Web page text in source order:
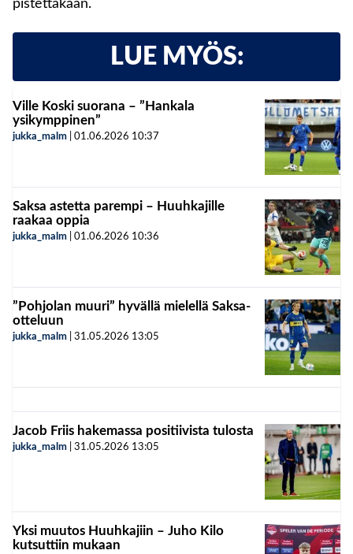
pistettäkään.
LUE MYÖS:
Ville Koski suorana – ”Hankala
ysikymppinen”
jukka_malm 01.06.2026 10:37
Saksa astetta parempi – Huuhkajille
raakaa oppia
jukka_malm 01.06.2026 10:36
”Pohjolan muuri” hyvällä mielellä Saksa-
otteluun
jukka_malm 31.05.2026 13:05
Jacob Friis hakemassa positiivista tulosta
jukka_malm 31.05.2026 13:05
Yksi muutos Huuhkajiin – Juho Kilo
kutsuttiin mukaan